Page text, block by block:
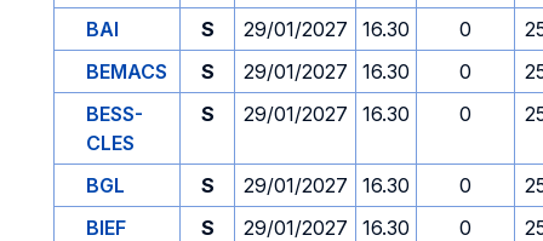
BAI
S 29/01/2027 16.30 0
BEMACS
S 29/01/2027 16.30 0
BESS-
CLES
S 29/01/2027 16.30 0
BGL S 29/01/2027 16.30 0
BIEF
S 29/01/2027 16.30 0